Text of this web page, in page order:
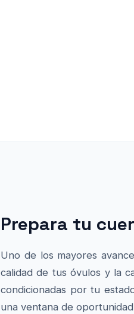
Prepara tu
Uno de los mayores
calidad de tus óvulos y la
condicionadas por tu
una ventana de